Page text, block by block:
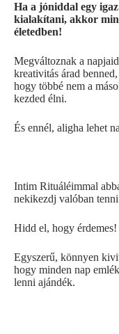
Ha a jóniddal egy
kialakítani, akkor
életedben!
Megváltoznak a
kreativitás árad
hogy többé nem a
kezded élni.
És ennél, aligha lehet
Intim Rituáléimmal
nekikezdj valóban
Hidd el, hogy érdemes!
Egyszerű, könnyen
hogy minden nap
lenni ajándék.